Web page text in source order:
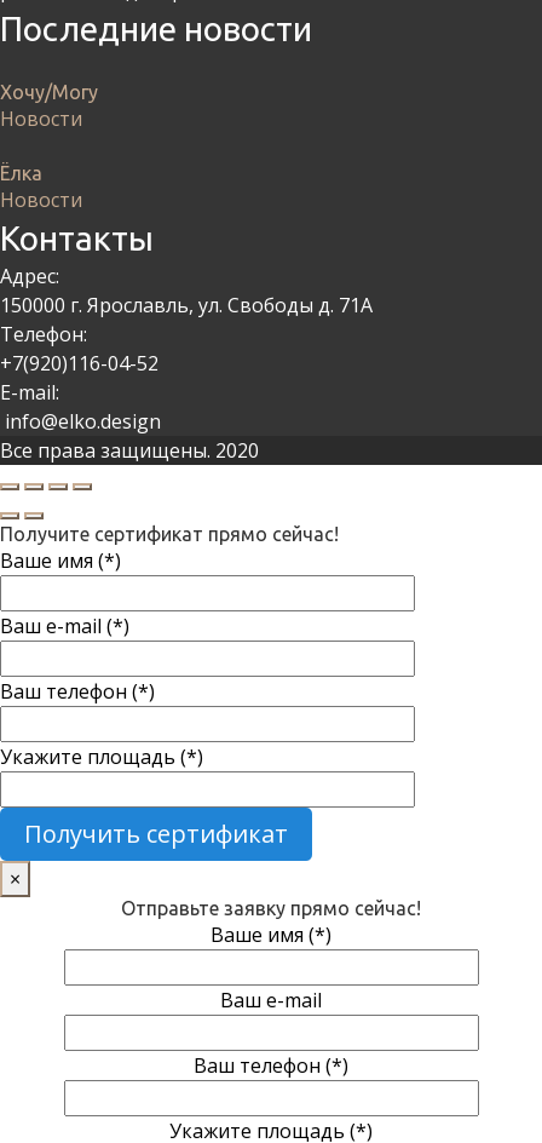
Последние новости
Хочу/Могу
Новости
Ёлка
Новости
Контакты
Адрес:
150000 г. Ярославль, ул. Свободы д. 71А
Телефон:
+7(920)116-04-52
E-mail:
info@elko.design
Все права защищены. 2020
Получите сертификат прямо сейчас!
Ваше имя (*)
Ваш e-mail (*)
Ваш телефон (*)
Укажите площадь (*)
×
Отправьте заявку прямо сейчас!
Ваше имя (*)
Ваш e-mail
Ваш телефон (*)
Укажите площадь (*)